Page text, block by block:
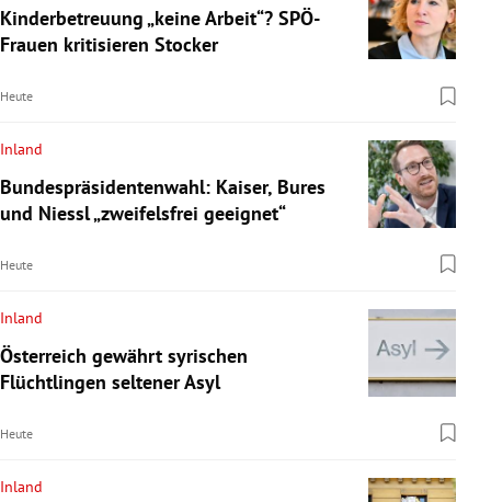
Kinderbetreuung „keine Arbeit“? SPÖ-
Frauen kritisieren Stocker
Heute
Inland
Bundespräsidentenwahl: Kaiser, Bures
und Niessl „zweifelsfrei geeignet“
Heute
Inland
Österreich gewährt syrischen
Flüchtlingen seltener Asyl
Heute
Inland